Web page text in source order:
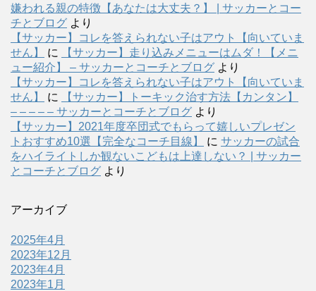
嫌われる親の特徴【あなたは大丈夫？】 | サッカーとコー
チとブログ より
【サッカー】コレを答えられない子はアウト【向いていま
せん】
に
【サッカー】走り込みメニューはムダ！【メニ
ュー紹介】 – サッカーとコーチとブログ より
【サッカー】コレを答えられない子はアウト【向いていま
せん】
に
【サッカー】トーキック治す方法【カンタン】
– – – – – サッカーとコーチとブログ より
【サッカー】2021年度卒団式でもらって嬉しいプレゼン
トおすすめ10選【完全なコーチ目線】
に サッカーの試合
をハイライトしか観ないこどもは上達しない？ | サッカー
とコーチとブログ より
アーカイブ
2025年4月
2023年12月
2023年4月
2023年1月